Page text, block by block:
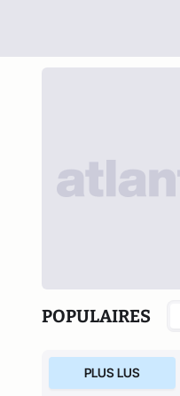
POPULAIRES
PLUS LUS